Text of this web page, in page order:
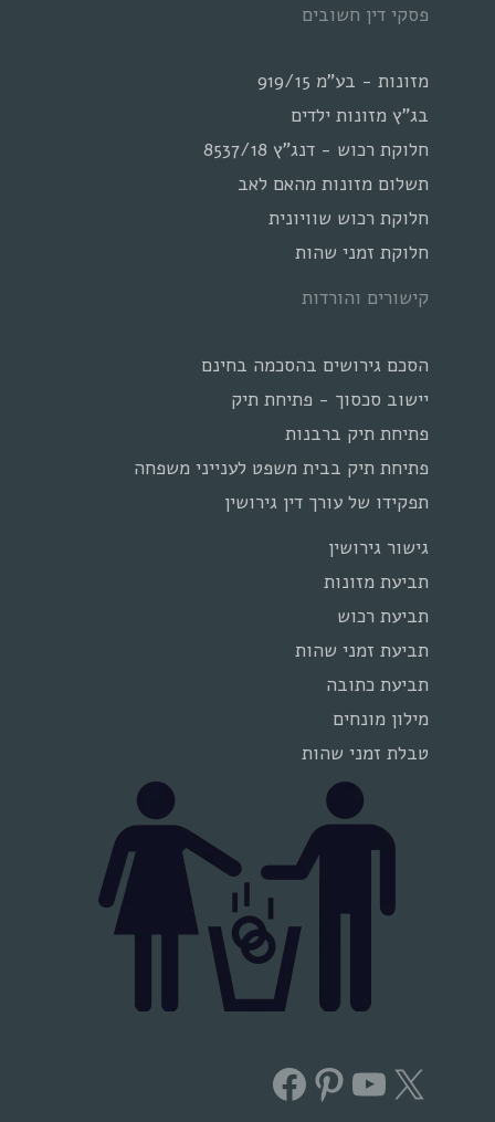
פסקי דין חשובים
מזונות - בע"מ 919/15
בג"ץ מזונות ילדים
חלוקת רכוש - דנג"ץ 8537/18
תשלום מזונות מהאם לאב
חלוקת רכוש שוויונית
חלוקת זמני שהות
קישורים והורדות
הסכם גירושים בהסכמה בחינם
יישוב סכסוך - פתיחת תיק
פתיחת תיק ברבנות
פתיחת תיק בבית משפט לענייני משפחה
תפקידו של עורך דין גירושין
גישור גירושין
תביעת מזונות
תביעת רכוש
תביעת זמני שהות
תביעת כתובה
מילון מונחים
טבלת זמני שהות
X
YouTube
Pinterest
Facebook